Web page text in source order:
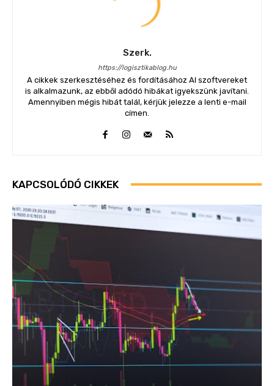
Szerk.
https://logisztikablog.hu
A cikkek szerkesztéséhez és fordításához AI szoftvereket
is alkalmazunk, az ebből adódó hibákat igyekszünk javítani.
Amennyiben mégis hibát talál, kérjük jelezze a lenti e-mail
címen.
KAPCSOLÓDÓ CIKKEK